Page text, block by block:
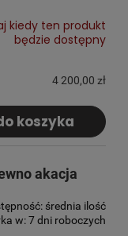
kiedy ten produkt
będzie dostępny
4 200,00 zł
koszyka
akacja
średnia ilość
w:7 dni roboczych